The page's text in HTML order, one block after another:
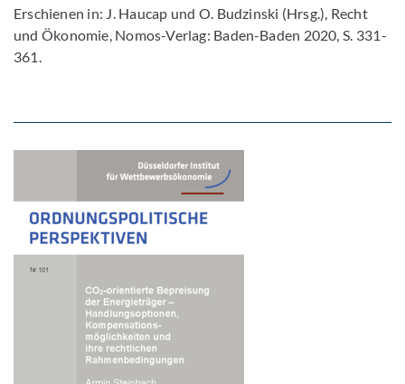
Erschienen in: J. Haucap und O. Budzinski (Hrsg.), Recht
und Ökonomie, Nomos-Verlag: Baden-Baden 2020, S. 331-
361.